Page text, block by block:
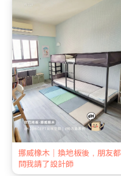
挪威橡木｜換地板後，朋友都
問我請了設計師